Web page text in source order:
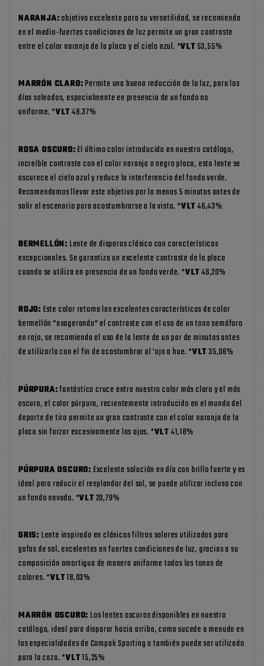
NARANJA:objetivo excelente para su versatilidad, se recomienda
en el medio-fuertes condiciones de luz permite un gran contraste
entre el color naranja de la placa y el cielo azul. *VLT53,55%
MARRÓN CLARO:Permite una buena reducción de la luz, para los
días soleados, especialmente en presencia de un fondo no
uniforme. *VLT48.37%
ROSA OSCURO:El último color introducido en nuestro catálogo,
increíble contraste con el color naranja o negro placa, esta lente se
oscurece el cielo azul y reduce la interferencia del fondo verde.
Recomendamos llevar este objetivo por lo menos 5 minutos antes de
salir al escenario para acostumbrarse a la vista. *VLT46,43%
BERMELLÓN: Lente de disparos clásico con características
excepcionales. Se garantiza un excelente contraste de la placa
cuando se utiliza en presencia de un fondo verde. *VLT46,20%
ROJO: Este color retoma las excelentes características de color
bermellón "exagerando" el contraste con el uso de un tono semáforo
en rojo, se recomienda el uso de la lente de un par de minutos antes
de utilizarlo con el fin de acostumbrar al 'ojo a hue. *VLT35,06%
PÚRPURA:fantástico cruce entre nuestro color más claro y el más
oscuro, el color púrpura, recientemente introducido en el mundo del
deporte de tiro permite un gran contraste con el color naranja de la
placa sin forzar excesivamente los ojos. *VLT41,18%
PÚRPURA OSCURO: Excelente solución en día con brillo fuerte y es
ideal para reducir el resplandor del sol, se puede utilizar incluso con
un fondo nevado. *VLT20,79%
GRIS: Lente inspirado en clásicos filtros solares utilizados para
gafas de sol, excelentes en fuertes condiciones de luz, gracias a su
composición amortigua de manera uniforme todos los tonos de
colores. *VLT18,03%
MARRÓN OSCURO: Los lentes oscuros disponibles en nuestro
catálogo, ideal para disparar hacia arriba, como sucede a menudo en
las especialidades de Compak Sporting o también puede ser utilizado
para la caza. *VLT15,25%